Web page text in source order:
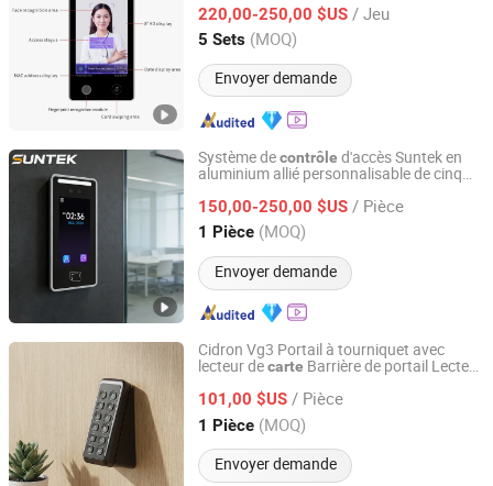
pointage pour bureau, parc et espaces
publics
220,00-250,00 $US / Jeu
5 Sets (MOQ)
Envoyer demande
Guangdong, China Depuis 2025
Système decontrôle d'accès Suntek en
aluminium allié personnalisable de cinq
carteà puce, empreinte digitale, prend en
charge le WiFi IP
150,00-250,00 $US / Pièce
1 Pièce (MOQ)
Envoyer demande
Foshan Suntek Technology Co., Ltd.
Guangdong, China Depuis 2026
Cidron Vg3 Portail à tourniquet avec
lecteur decarte Barrière de portail Lecteur
carte
101,00 $US / Pièce
1 Pièce (MOQ)
Envoyer demande
CiVinTec Global Co., Limited
Guangdong, China Depuis 2005